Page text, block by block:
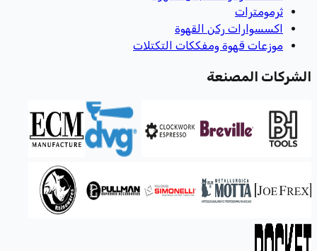
ثرمومترات
اكسسوارات ركن القهوة
موزعات قهوة ومفككات التكتلات
الشركات المصنعة